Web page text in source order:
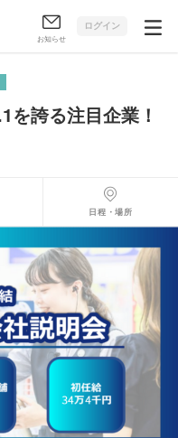
お知らせ
ログイン
を誇る注目企業！
日程・場所